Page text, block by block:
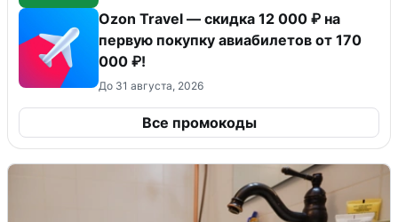
Ozon Travel — скидка 12 000 ₽ на
первую покупку авиабилетов от 170
000 ₽!
До 31 августа, 2026
Все промокоды